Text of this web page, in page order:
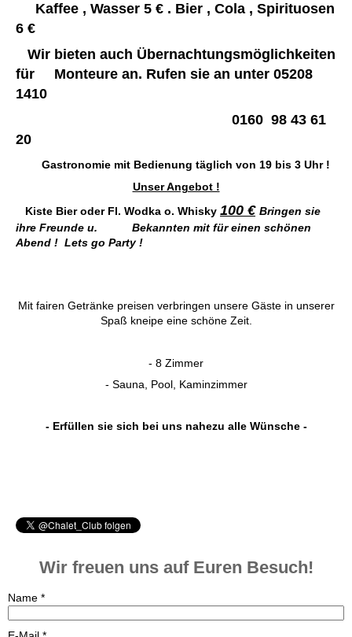
Kaffee , Wasser 5 € . Bier , Cola , Spirituosen
6 €
Wir bieten auch Übernachtungsmöglichkeiten
für Monteure an. Rufen sie an unter 05208
1410
0160 98 43 61
20
Gastronomie mit Bedienung täglich von 19 bis 3 Uhr !
Unser Angebot !
Kiste Bier oder Fl. Wodka o. Whisky 100 € Bringen sie
ihre Freunde u. Bekannten mit für einen schönen
Abend ! Lets go Party !
Mit fairen Getränke preisen verbringen unsere Gäste in unserer
Spaß kneipe eine schöne Zeit.
- 8 Zimmer
- Sauna, Pool, Kaminzimmer
- Erfüllen sie sich bei uns nahezu alle Wünsche -
Wir freuen uns auf Euren Besuch!
Name *